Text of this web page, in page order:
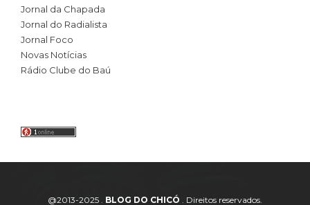
Jornal da Chapada
Jornal do Radialista
Jornal Foco
Novas Notícias
Rádio Clube do Baú
@2013-2025 . BLOG DO CHICÓ . Direitos reservados.